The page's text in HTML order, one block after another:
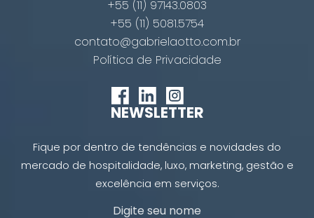
+55 (11) 97143.0803
+55 (11) 5081.5754
contato@gabrielaotto.com.br
Política de Privacidade
NEWSLETTER
Fique por dentro de tendências e novidades do
mercado de hospitalidade, luxo, marketing, gestão e
excelência em serviços.